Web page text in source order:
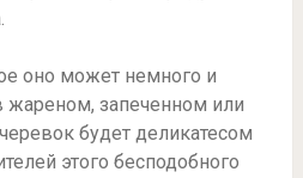
оно может немного и
жареном, запеченном или
будет деликатесом
этого бесподобного